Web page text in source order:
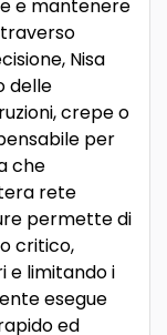
e mantenere
Nisa
delle
crepe o
per
che
rete
permette di
critico,
e limitando i
esegue
ed